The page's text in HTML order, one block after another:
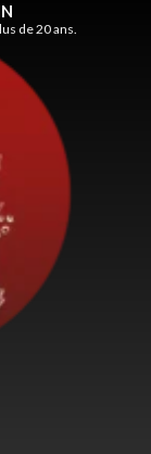
de 20 ans.